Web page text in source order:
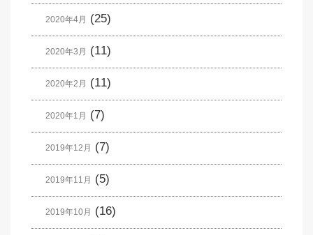
2020年4月 (25)
2020年3月 (11)
2020年2月 (11)
2020年1月 (7)
2019年12月 (7)
2019年11月 (5)
2019年10月 (16)